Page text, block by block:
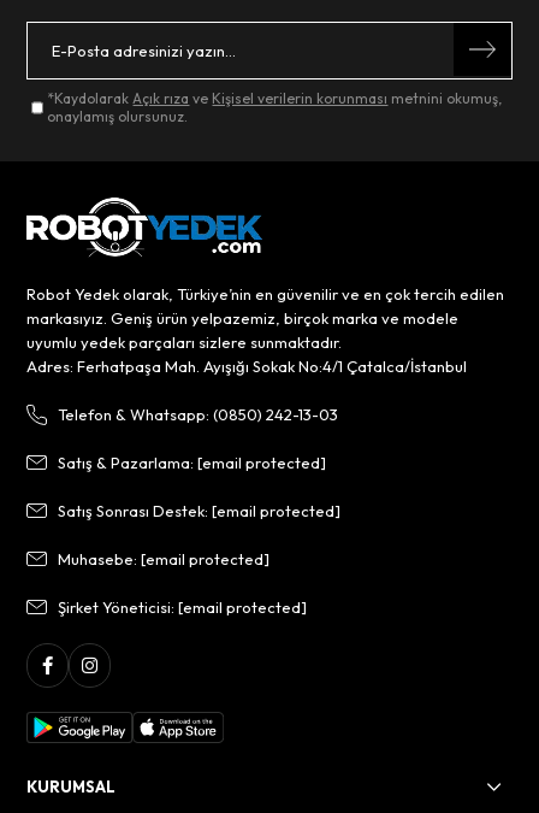
*KaydolarakAçık rıza ve Kişisel verilerin korunması metnini okumuş,
onaylamış olursunuz.
Robot Yedek olarak, Türkiye’nin en güvenilir ve en çok tercih edilen
markasıyız. Geniş ürün yelpazemiz, birçok marka ve modele
uyumlu yedek parçaları sizlere sunmaktadır.
Adres: Ferhatpaşa Mah. Ayışığı Sokak No:4/1 Çatalca/İstanbul
Telefon & Whatsapp: (0850) 242-13-03
Satış & Pazarlama:[email protected]
Satış Sonrası Destek:[email protected]
Muhasebe:[email protected]
Şirket Yöneticisi:[email protected]
KURUMSAL